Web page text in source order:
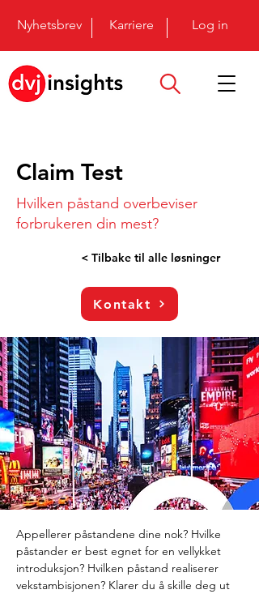
Nyhetsbrev Karriere Log in
Claim Test
Hvilken påstand overbeviser
forbrukeren din mest?
< Tilbake til alle løsninger
Kontakt
Appellerer påstandene dine nok? Hvilke
påstander er best egnet for en vellykket
introduksjon? Hvilken påstand realiserer
vekstambisjonen? Klarer du å skille deg ut